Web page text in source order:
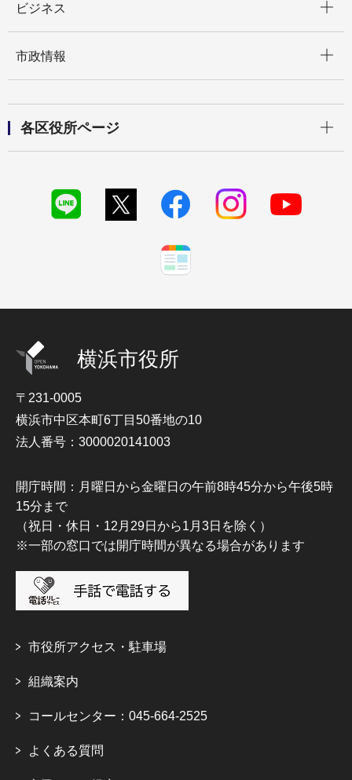
ビジネス
市政情報
各区役所ページ
横浜市役所
〒231-0005
横浜市中区本町6丁目50番地の10
法人番号：3000020141003
開庁時間：月曜日から金曜日の午前8時45分から午後5時
15分まで
（祝日・休日・12月29日から1月3日を除く）
※一部の窓口では開庁時間が異なる場合があります
市役所アクセス・駐車場
組織案内
コールセンター：045-664-2525
よくある質問